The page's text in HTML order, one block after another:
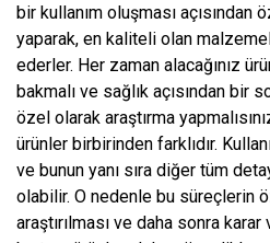
bir kullanım oluşması açısından
yaparak, en kaliteli olan
ederler. Her zaman alacağınız
bakmalı ve sağlık açısından bir
özel olarak araştırma
ürünler birbirinden farklıdır.
ve bunun yanı sıra diğer tüm
olabilir. O nedenle bu süreçlerin
araştırılması ve daha sonra